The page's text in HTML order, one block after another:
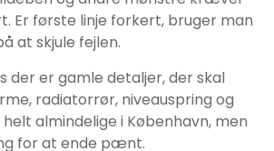
Er første linje forkert, bruger man
at skjule fejlen.
der er gamle detaljer, der skal
radiatorrør, niveauspring og
almindelige i København, men
for at ende pænt.